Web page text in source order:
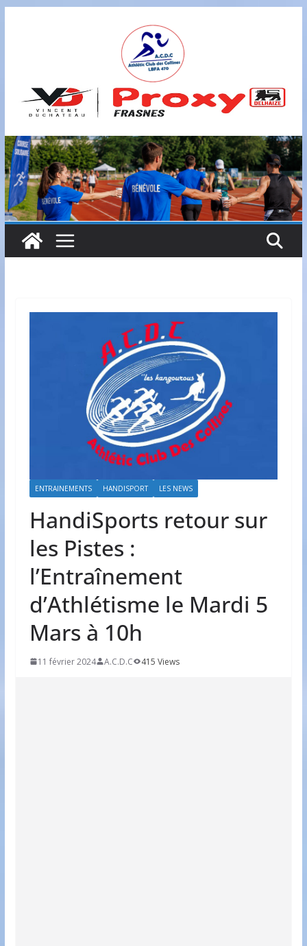
A
S
B
,
L
B
F
A
7
ENTRAINEMENTS HANDISPORT LES NEWS
HandiSports retour sur
les Pistes :
l’Entraînement
d’Athlétisme le Mardi 5
Mars à 10h
11 février 2024 A.C.D.C 415 Views